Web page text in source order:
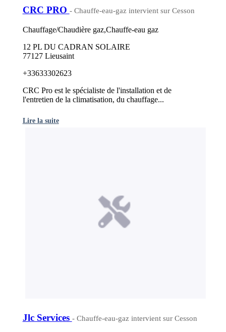
CRC PRO - Chauffe-eau-gaz intervient sur Cesson
Chauffage/Chaudière gaz,Chauffe-eau gaz
12 PL DU CADRAN SOLAIRE
77127 Lieusaint
+33633302623
CRC Pro est le spécialiste de l'installation et de
l'entretien de la climatisation, du chauffage...
Lire la suite
Jlc Services - Chauffe-eau-gaz intervient sur Cesson